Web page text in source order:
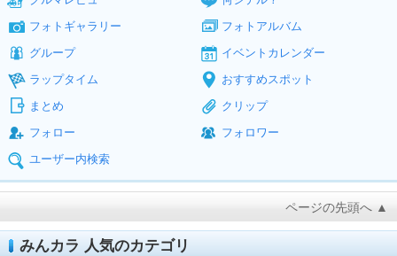
フォトギャラリー
フォトアルバム
グループ
イベントカレンダー
ラップタイム
おすすめスポット
まとめ
クリップ
フォロー
フォロワー
ユーザー内検索
ページの先頭へ ▲
みんカラ 人気のカテゴリ